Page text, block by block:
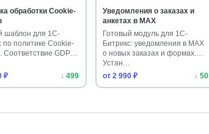
обработки Cookie-
шаблон для 1С-
по политике Cookie-
Соответствие GDPR
₽
↓ 499
Уведомления о заказах и
анкетах в MAX
Готовый модуль для 1С-
Битрикс: уведомления в MAX
о новых заказах и формах.
Устан…
от 2 990 ₽
↓ 50